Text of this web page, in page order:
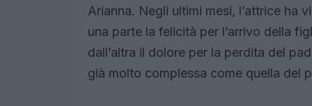
Arianna. Negli ultimi mesi, l’attrice ha
una parte la felicità per l’arrivo della
dall’altra il dolore per la perdita del
già molto complessa come quella del